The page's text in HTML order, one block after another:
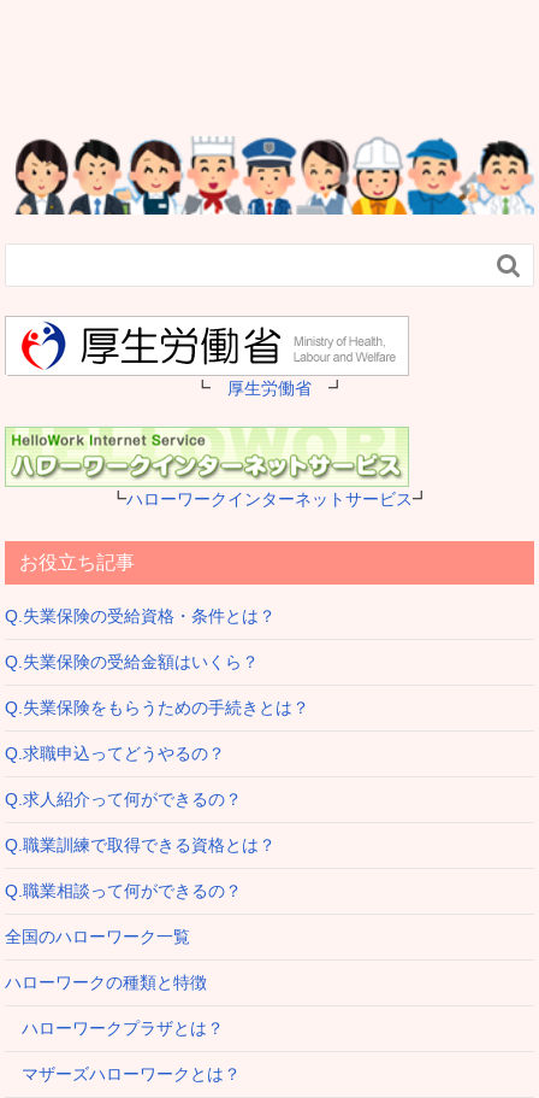

┗ 厚生労働省 ┛
┗ハローワークインターネットサービス┛
お役立ち記事
Q.失業保険の受給資格・条件とは？
Q.失業保険の受給金額はいくら？
Q.失業保険をもらうための手続きとは？
Q.求職申込ってどうやるの？
Q.求人紹介って何ができるの？
Q.職業訓練で取得できる資格とは？
Q.職業相談って何ができるの？
全国のハローワーク一覧
ハローワークの種類と特徴
ハローワークプラザとは？
マザーズハローワークとは？